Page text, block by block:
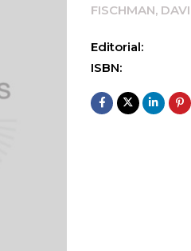
FISCHMAN,
Editorial:
ISBN: